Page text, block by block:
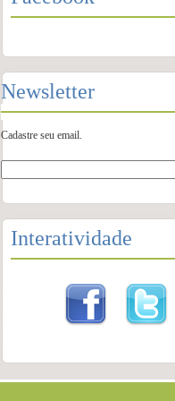
Newsletter
Cadastre seu email.
Interatividade